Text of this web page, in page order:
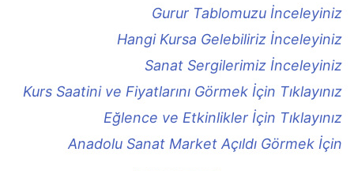
Gurur Tablomuzu İnceleyiniz
Hangi Kursa Gelebiliriz İnceleyiniz
Sanat Sergilerimiz İnceleyiniz
Kurs Saatini ve Fiyatlarını Görmek İçin Tıklayınız
Eğlence ve Etkinlikler İçin Tıklayınız
Anadolu Sanat Market Açıldı Görmek İçin